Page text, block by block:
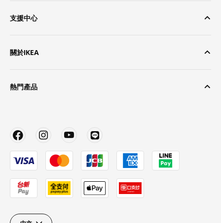
支援中心
關於IKEA
熱門產品